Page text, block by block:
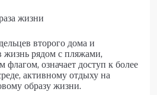
жизни
второго дома и
рядом с пляжами,
означает доступ к более
активному отдыху на
образу жизни.